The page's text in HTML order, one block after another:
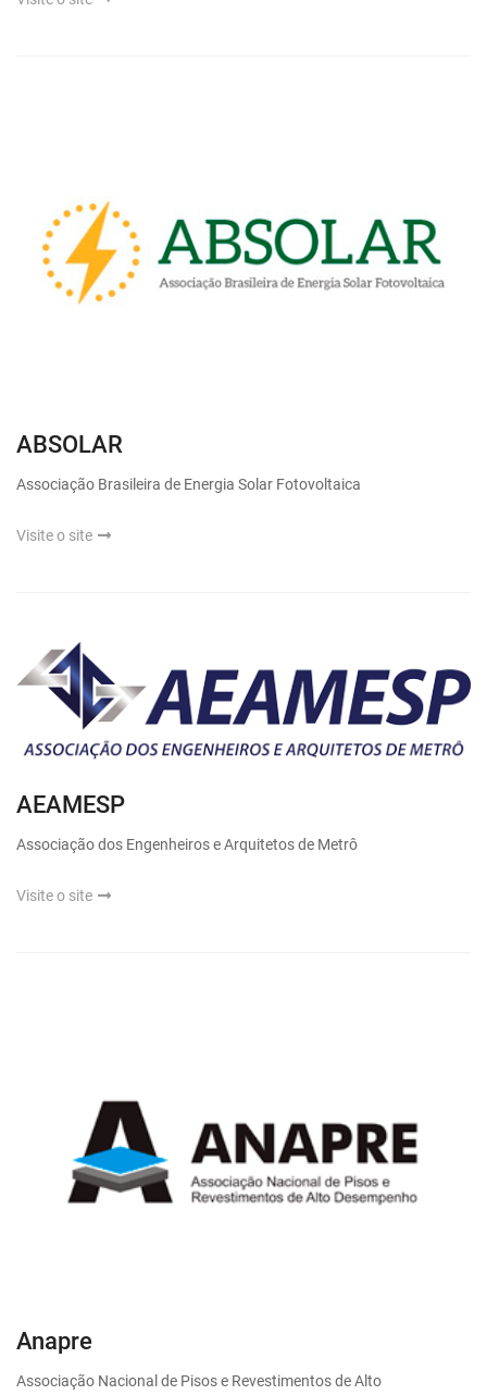
ABSOLAR
Associação Brasileira de Energia Solar Fotovoltaica
Visite o site
AEAMESP
Associação dos Engenheiros e Arquitetos de Metrô
Visite o site
Anapre
Associação Nacional de Pisos e Revestimentos de Alto